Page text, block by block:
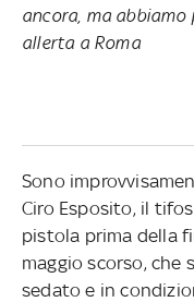
ancora, ma abbiamo
allerta a Roma
Sono
Ciro Esposito, il
pistola prima della
maggio scorso, che
sedato e in